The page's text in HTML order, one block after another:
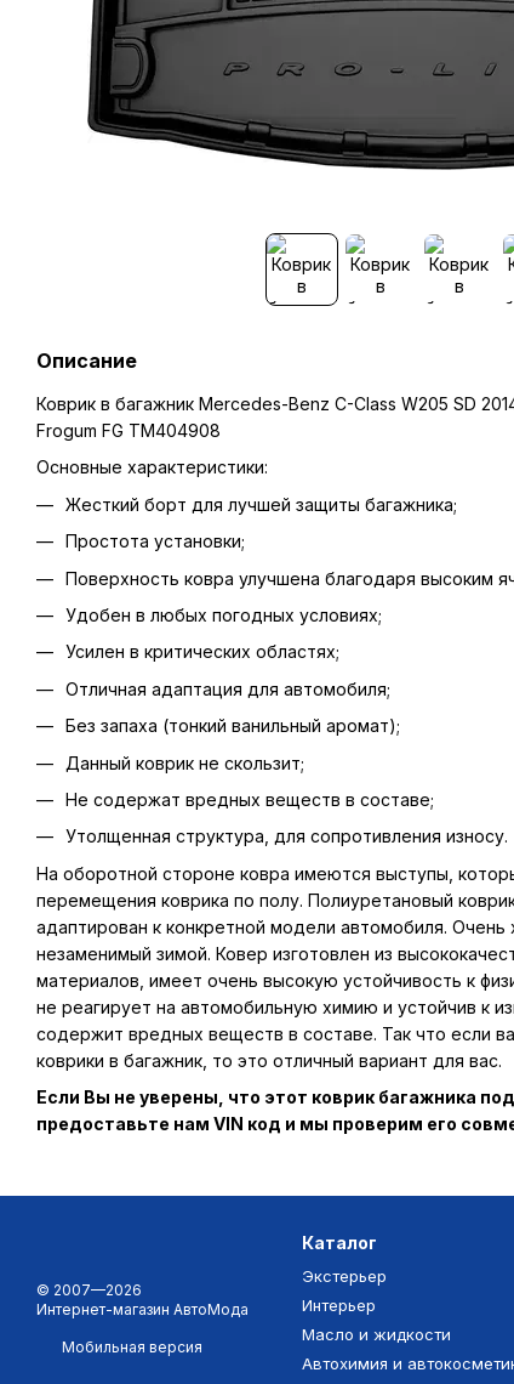
Описание
Коврик в багажник Mercedes-Benz C-Class W205 SD
Frogum FG TM404908
Основные характеристики:
Жесткий борт для лучшей защиты багажника;
Простота установки;
Поверхность ковра улучшена благодаря высоким
Удобен в любых погодных условиях;
Усилен в критических областях;
Отличная адаптация для автомобиля;
Без запаха (тонкий ванильный аромат);
Данный коврик не скользит;
Не содержат вредных веществ в составе;
Утолщенная структура, для сопротивления износу.
На оборотной стороне ковра имеются выступы,
перемещения коврика по полу. Полиуретановый
адаптирован к конкретной модели автомобиля. Очень
незаменимый зимой. Ковер изготовлен из
материалов, имеет очень высокую устойчивость к
не реагирует на автомобильную химию и устойчив к
содержит вредных веществ в составе. Так что если
коврики в багажник, то это отличный вариант для вас.
Если Вы не уверены, что этот коврик багажника
предоставьте нам VIN код и мы проверим его
© 2007—2026
Интернет-магазин АвтоМода
Мобильная версия
Каталог
Экстерьер
Интерьер
Масло и жидкости
Автохимия и